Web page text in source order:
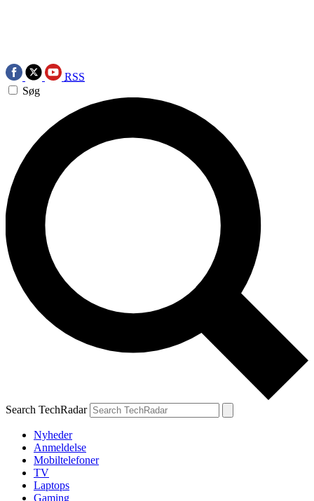
RSS
Søg
Search TechRadar
Nyheder
Anmeldelse
Mobiltelefoner
TV
Laptops
Gaming